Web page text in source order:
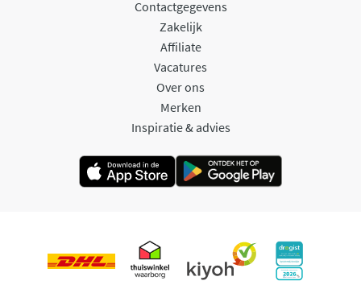
Contactgegevens
Zakelijk
Affiliate
Vacatures
Over ons
Merken
Inspiratie & advies